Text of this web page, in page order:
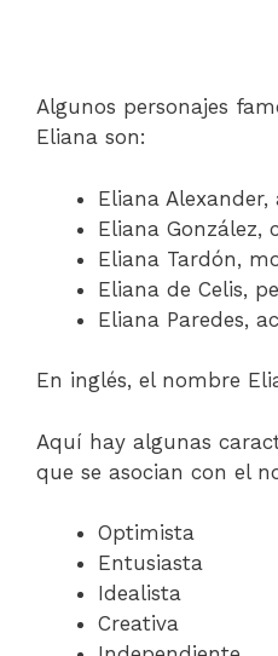
Algunos personajes
Eliana son:
Eliana
Eliana González,
Eliana Tardón,
Eliana de Celis,
Eliana Paredes,
En inglés, el nombre
Aquí hay algunas
que se asocian con el
Optimista
Entusiasta
Idealista
Creativa